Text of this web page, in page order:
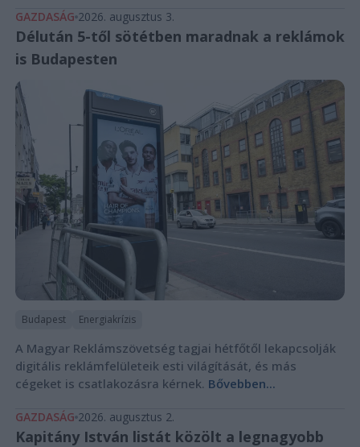
GAZDASÁG 2026. augusztus 3.
Délután 5-től sötétben maradnak a reklámok
is Budapesten
Budapest Energiakrízis
A Magyar Reklámszövetség tagjai hétfőtől lekapcsolják
digitális reklámfelületeik esti világítását, és más
cégeket is csatlakozásra kérnek. Bővebben...
GAZDASÁG 2026. augusztus 2.
Kapitány István listát közölt a legnagyobb